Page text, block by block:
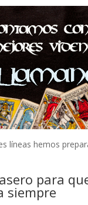
líneas hemos
para
siempre